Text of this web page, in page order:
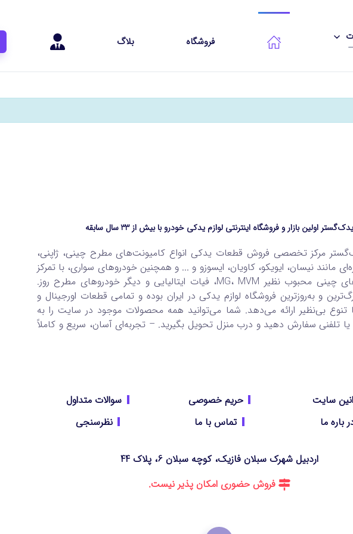
فروشگاه بلاگ
یدک‌گستر اولین بازار و فروشگاه اینترنتی لوازم یدکی خودرو با بیش از 33 سال سابقه
مرکز تخصصی فروش قطعات یدکی انواع کامیونت‌های مطرح چینی، ژاپنی،
مانند نیسان، ایویکو، کاویان، ایسوزو و ... و همچنین خودروهای سواری، با تمرکز
ویژه بر برندهای چینی محبوب نظیر MG، MVM، فیات ایتالیایی و دیگر خودروهای مطرح روز.
و به‌روزترین فروشگاه لوازم یدکی در ایران بوده و تمامی قطعات اورجینال و
تنوع بی‌نظیر ارائه می‌دهد. شما می‌توانید همه محصولات موجود در سایت را به
تلفنی سفارش دهید و درب منزل تحویل بگیرید. – تجربه‌ای آسان، سریع و کاملاً
سایت حریم خصوصی
سوالات متداول
باره ما
تماس با ما نظرسنجی
اردبیل شهرک سبلان فازیک، کوچه سبلان 6، پلاک 44
فروش حضوری امکان پذیر نیست.